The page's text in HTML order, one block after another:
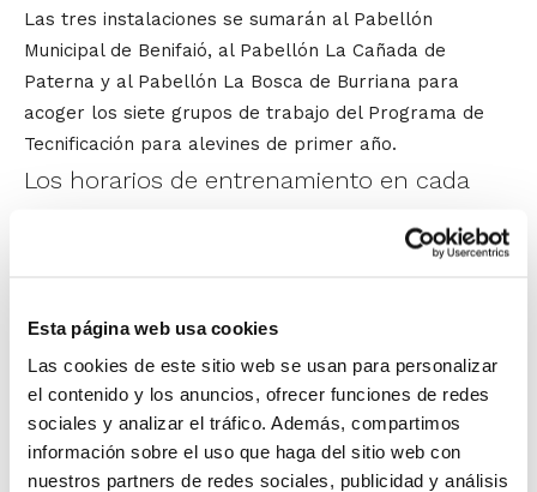
Esta página web usa cookies
Las cookies de este sitio web se usan para personalizar
el contenido y los anuncios, ofrecer funciones de redes
sociales y analizar el tráfico. Además, compartimos
información sobre el uso que haga del sitio web con
nuestros partners de redes sociales, publicidad y análisis
Las tres instalaciones se sumarán al Pabellón
Municipal de Benifaió, al Pabellón La Cañada de
Paterna y al Pabellón La Bosca de Burriana para
acoger los siete grupos de trabajo del Programa de
Tecnificación para alevines de primer año.
Los horarios de entrenamiento en cada
Denia: De 09´30 a 11´30 h.
Burriana:
De 10´00 a 12´00 h.
La Cañada: Los chicos de 09´30 a 11´30 y las chicas de
11´30 a 13´30 h.